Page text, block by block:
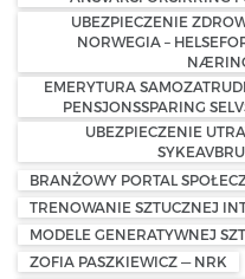
UBEZPIECZENIE
NORWEGIA –
EMERYTURA
PENSJONSSPARING
UBEZPIECZENIE
BRANŻOWY PORTAL
TRENOWANIE SZTUCZNEJ
MODELE GENERATYWNEJ
ZOFIA PASZKIEWICZ — NRK